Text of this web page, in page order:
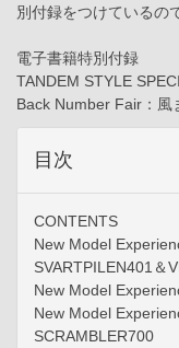
別付録をつけているの
電子書籍特別付録
TANDEM STYLE
Back Number Fair：風
目次
CONTENTS
New Model
SVARTPILEN401＆
New Model
New Model
SCRAMBLER700